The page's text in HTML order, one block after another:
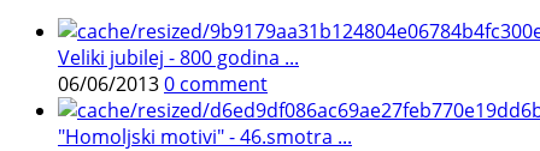
Veliki jubilej - 800 godina ...
06/06/20130 comment
"Homoljski motivi" - 46.smotra ...